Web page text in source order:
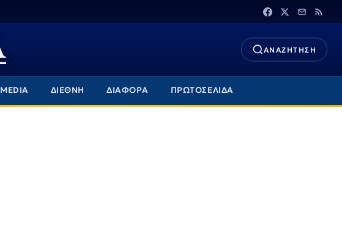
ΑΝΑΖΗΤΗΣΗ
MEDIA ΔΙΕΘΝΗ ΔΙΑΦΟΡΑ ΠΡΩΤΟΣΕΛΙΔΑ